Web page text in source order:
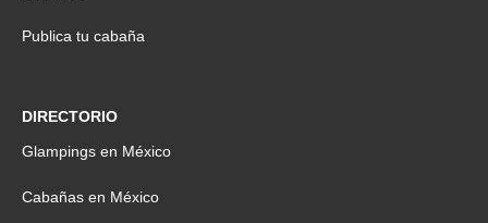
Publica tu cabaña
DIRECTORIO
Glampings en México
Cabañas en México